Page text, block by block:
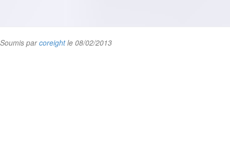
Soumis parcoreightle 08/02/2013